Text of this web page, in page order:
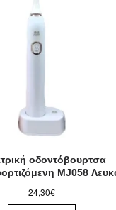
οδοντόβουρτσα
MJ058
24,30€